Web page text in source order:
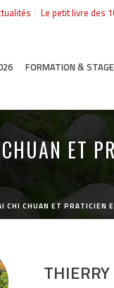
Le petit livre des
FORMATION &
ET
CHUAN ET PRATICIEN